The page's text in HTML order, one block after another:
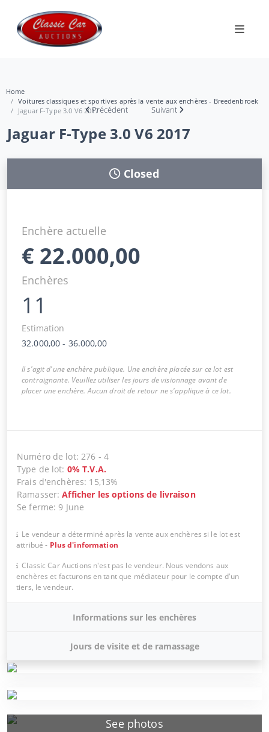
Home
Voitures classiques et sportives après la vente aux enchères - Breedenbroek
Jaguar F-Type 3.0 V6 2017Précédent Suivant
Jaguar F-Type 3.0 V6 2017
See photos
Closed
Enchère actuelle
€ 22.000,00
Enchères
11
Estimation
32.000,00 - 36.000,00
Il s'agit d'une enchère publique. Une enchère placée sur ce lot est
contraignante. Veuillez utiliser les jours de visionnage avant de
placer une enchère. Aucun droit de retour ne s'applique à ce lot.
Numéro de lot:276 - 4
Type de lot: 0% T.V.A.
Frais d'enchères: 15,13%
Ramasser:Afficher les options de livraison
Se ferme: 9 June
Le vendeur a déterminé après la vente aux enchères si le lot est
attribué - Plus d'information
Classic Car Auctions n'est pas le vendeur. Nous vendons aux
enchères et facturons en tant que médiateur pour le compte d'un
tiers, le vendeur.
Informations sur les enchères
Jours de visite et de ramassage